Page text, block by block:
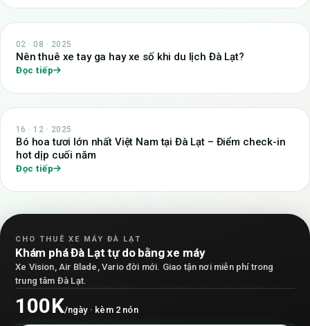
02 · 08 · 2025
Nên thuê xe tay ga hay xe số khi du lịch Đà Lạt?
Đọc tiếp
16 · 12 · 2025
Bó hoa tươi lớn nhất Việt Nam tại Đà Lạt – Điểm check-in
hot dịp cuối năm
Đọc tiếp
CHO THUÊ XE MÁY ĐÀ LẠT
Khám phá Đà Lạt tự do bằng xe máy
Xe Vision, Air Blade, Vario đời mới. Giao tận nơi miễn phí trong
trung tâm Đà Lạt.
100K/ngày · kèm 2 nón